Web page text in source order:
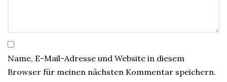
Name, E-Mail-Adresse und Website in diesem
Browser für meinen nächsten Kommentar speichern.